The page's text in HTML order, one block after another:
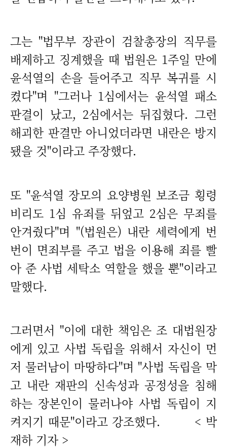
그는 "법무부 장관이 검찰총장의 직무를
배제하고 징계했을 때 법원은 1주일 만에
윤석열의 손을 들어주고 직무 복귀를 시
켰다"며 "그러나 1심에서는 윤석열 패소
판결이 났고, 2심에서는 뒤집혔다. 그런
해괴한 판결만 아니었더라면 내란은 방지
됐을 것"이라고 주장했다.
또 "윤석열 장모의 요양병원 보조금 횡령
비리도 1심 유죄를 뒤엎고 2심은 무죄를
안겨줬다"며 "(법원은) 내란 세력에게 번
번이 면죄부를 주고 법을 이용해 죄를 빨
아 준 사법 세탁소 역할을 했을 뿐"이라고
말했다.
그러면서 "이에 대한 책임은 조 대법원장
에게 있고 사법 독립을 위해서 자신이 먼
저 물러남이 마땅하다"며 "사법 독립을 막
고 내란 재판의 신속성과 공정성을 침해
하는 장본인이 물러나야 사법 독립이 지
켜지기 때문"이라고 강조했다. < 박
재하 기자 >